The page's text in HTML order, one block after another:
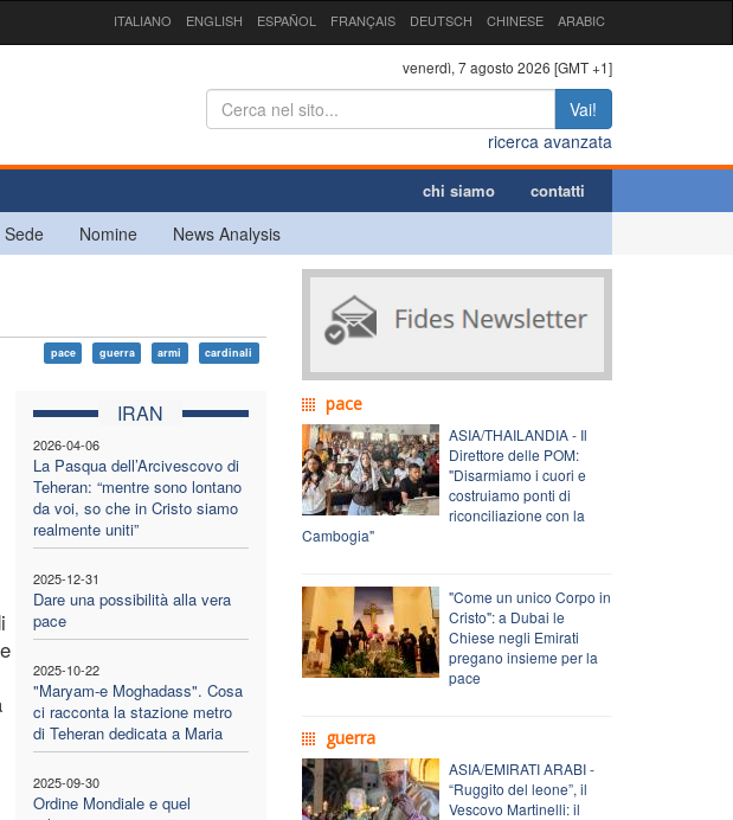
ITALIANO ENGLISH ESPAÑOL FRANÇAIS DEUTSCH CHINESE ARABIC
venerdì, 7 agosto 2026 [GMT +1]
Vai!
ricerca avanzata
chi siamo contatti
Sede Nomine News Analysis
pace guerra armi cardinali
IRAN
2026-04-06
La Pasqua dell’Arcivescovo di
Teheran: “mentre sono lontano
da voi, so che in Cristo siamo
realmente uniti”
2025-12-31
Dare una possibilità alla vera
pace
2025-10-22
"Maryam-e Moghadass". Cosa
ci racconta la stazione metro
di Teheran dedicata a Maria
2025-09-30
Ordine Mondiale e quel
pace
ASIA/THAILANDIA - Il
Direttore delle POM:
"Disarmiamo i cuori e
costruiamo ponti di
riconciliazione con la
Cambogia"
"Come un unico Corpo in
Cristo": a Dubai le
Chiese negli Emirati
pregano insieme per la
pace
guerra
ASIA/EMIRATI ARABI -
“Ruggito del leone”, il
Vescovo Martinelli: il